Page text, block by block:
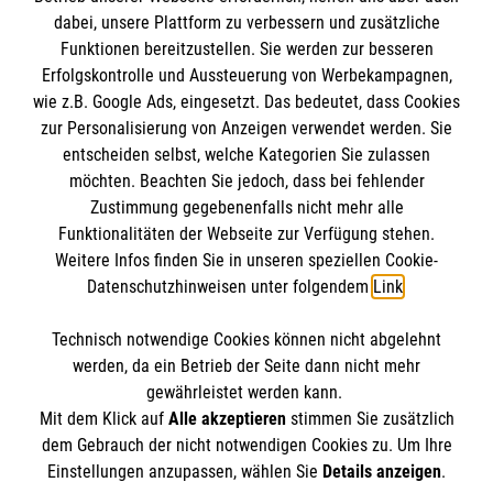
BIC: GENODED 1PA7
Newsletter abonnieren
Cookies verwalten|AGB|Impressum|Datenschutz
Barrierefreiheit |Kontakt| Sharepoint|Mediathek
dabei, unsere Plattform zu verbessern und zusätzliche
Funktionen bereitzustellen. Sie werden zur besseren
Erfolgskontrolle und Aussteuerung von Werbekampagnen,
wie z.B. Google Ads, eingesetzt. Das bedeutet, dass Cookies
zur Personalisierung von Anzeigen verwendet werden. Sie
entscheiden selbst, welche Kategorien Sie zulassen
möchten. Beachten Sie jedoch, dass bei fehlender
Zustimmung gegebenenfalls nicht mehr alle
Funktionalitäten der Webseite zur Verfügung stehen.
Weitere Infos finden Sie in unseren speziellen Cookie-
Datenschutzhinweisen unter folgendem Link.
Technisch notwendige Cookies können nicht abgelehnt
werden, da ein Betrieb der Seite dann nicht mehr
gewährleistet werden kann.
Mit dem Klick auf Alle akzeptierenstimmen Sie zusätzlich
dem Gebrauch der nicht notwendigen Cookies zu. Um Ihre
Einstellungen anzupassen, wählen Sie Details anzeigen.